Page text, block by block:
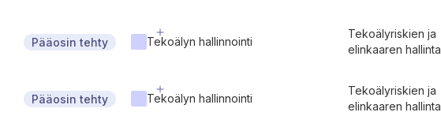
Pääosin tehty Tekoälyn hallinnointi
Tekoälyriskien ja
elinkaaren hallinta
Pääosin tehty Tekoälyn hallinnointi
Tekoälyriskien ja
elinkaaren hallinta